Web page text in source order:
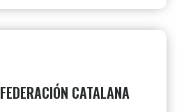
FEDERACIÓN CATALANA